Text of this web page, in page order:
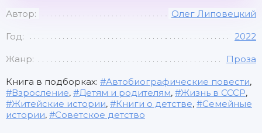
Автор: Олег Липовецкий
Год: 2022
Жанр: Проза
Книга в подборках: Автобиографические повести,
Взросление, Детям и родителям, Жизнь в СССР,
Житейские истории, Книги о детстве,
Семейные
истории, Советское детство